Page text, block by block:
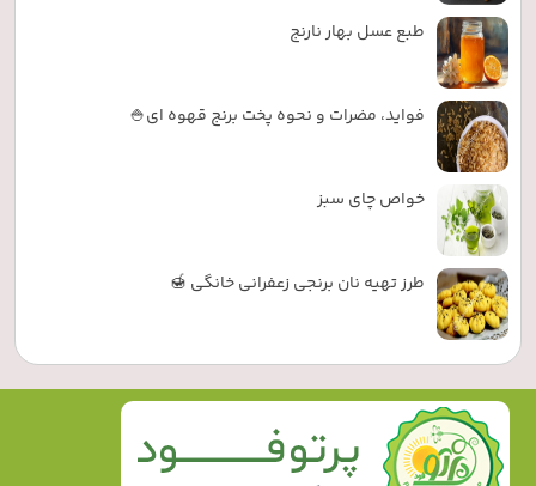
طبع عسل بهار نارنج
فواید، مضرات و نحوه پخت برنج قهوه ای🍚
خواص چای سبز
طرز تهیه نان برنجی زعفرانی خانگی 🍯